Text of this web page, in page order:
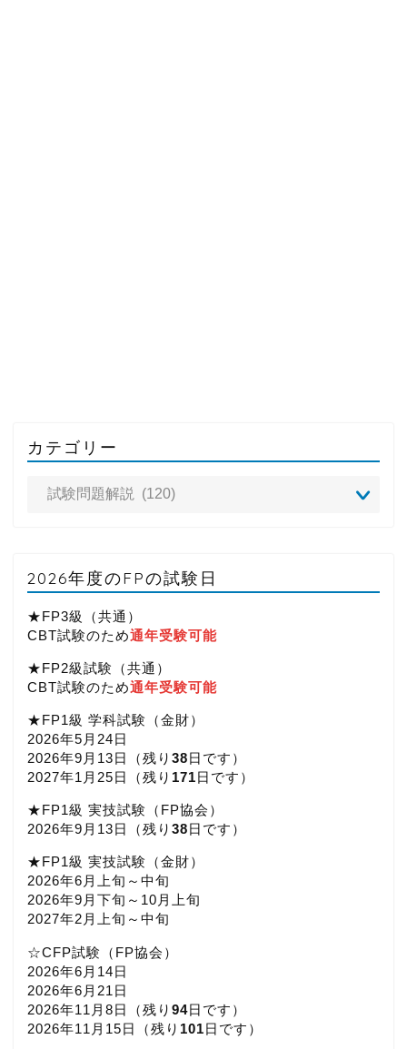
カテゴリー
2026年度のFPの試験日
★FP3級（共通）
CBT試験のため通年受験可能
★FP2級試験（共通）
CBT試験のため通年受験可能
★FP1級 学科試験（金財）
2026年5月24日
2026年9月13日（残り 38日です）
2027年1月25日（残り 171日です）
★FP1級 実技試験（FP協会）
2026年9月13日（残り 38日です）
★FP1級 実技試験（金財）
2026年6月上旬～中旬
2026年9月下旬～10月上旬
2027年2月上旬～中旬
☆CFP試験（FP協会）
2026年6月14日
2026年6月21日
2026年11月8日（残り 94日です）
2026年11月15日（残り 101日です）